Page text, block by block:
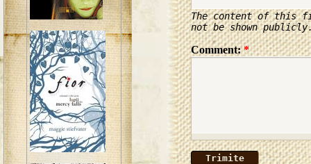
The content of this
not be shown
Comment:*